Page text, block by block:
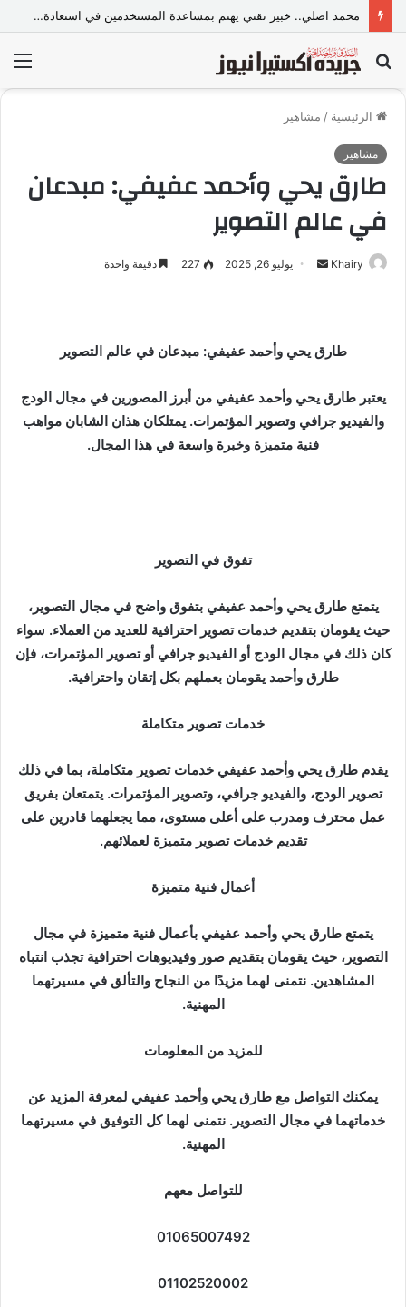
محمد اصلي.. خبير تقني يهتم بمساعدة المستخدمين في استعادة حساباتهم على منصات التواصل
بحث
عن
الرئيسية / مشاهير
مشاهير
طارق يحي وأحمد عفيفي: مبدعان
في عالم التصوير
Khairy
ب
ي
د
ا
ي
ا
يوليو 26, 2025 227 دقيقة واحدة
طارق يحي وأحمد عفيفي: مبدعان في عالم التصوير
يعتبر طارق يحي وأحمد عفيفي من أبرز المصورين في مجال الودج
والفيديو جرافي وتصوير المؤتمرات. يمتلكان هذان الشابان مواهب
فنية متميزة وخبرة واسعة في هذا المجال.
تفوق في التصوير
يتمتع طارق يحي وأحمد عفيفي بتفوق واضح في مجال التصوير،
حيث يقومان بتقديم خدمات تصوير احترافية للعديد من العملاء. سواء
كان ذلك في مجال الودج أو الفيديو جرافي أو تصوير المؤتمرات، فإن
طارق وأحمد يقومان بعملهم بكل إتقان واحترافية.
خدمات تصوير متكاملة
يقدم طارق يحي وأحمد عفيفي خدمات تصوير متكاملة، بما في ذلك
تصوير الودج، والفيديو جرافي، وتصوير المؤتمرات. يتمتعان بفريق
عمل محترف ومدرب على أعلى مستوى، مما يجعلهما قادرين على
تقديم خدمات تصوير متميزة لعملائهم.
أعمال فنية متميزة
يتمتع طارق يحي وأحمد عفيفي بأعمال فنية متميزة في مجال
التصوير، حيث يقومان بتقديم صور وفيديوهات احترافية تجذب انتباه
المشاهدين. نتمنى لهما مزيدًا من النجاح والتألق في مسيرتهما
المهنية.
للمزيد من المعلومات
يمكنك التواصل مع طارق يحي وأحمد عفيفي لمعرفة المزيد عن
خدماتهما في مجال التصوير. نتمنى لهما كل التوفيق في مسيرتهما
المهنية.
للتواصل معهم
01065007492
01102520002